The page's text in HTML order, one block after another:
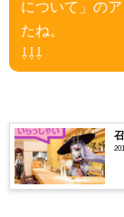
について」の
たね。
⇩⇩⇩